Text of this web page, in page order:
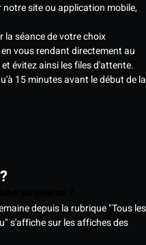
site ou application mobile,
la séance de votre choix
vous rendant directement au
évitez ainsi les files d'attente.
15 minutes avant le début de la
depuis la rubrique "Tous les
s'affiche sur les affiches des